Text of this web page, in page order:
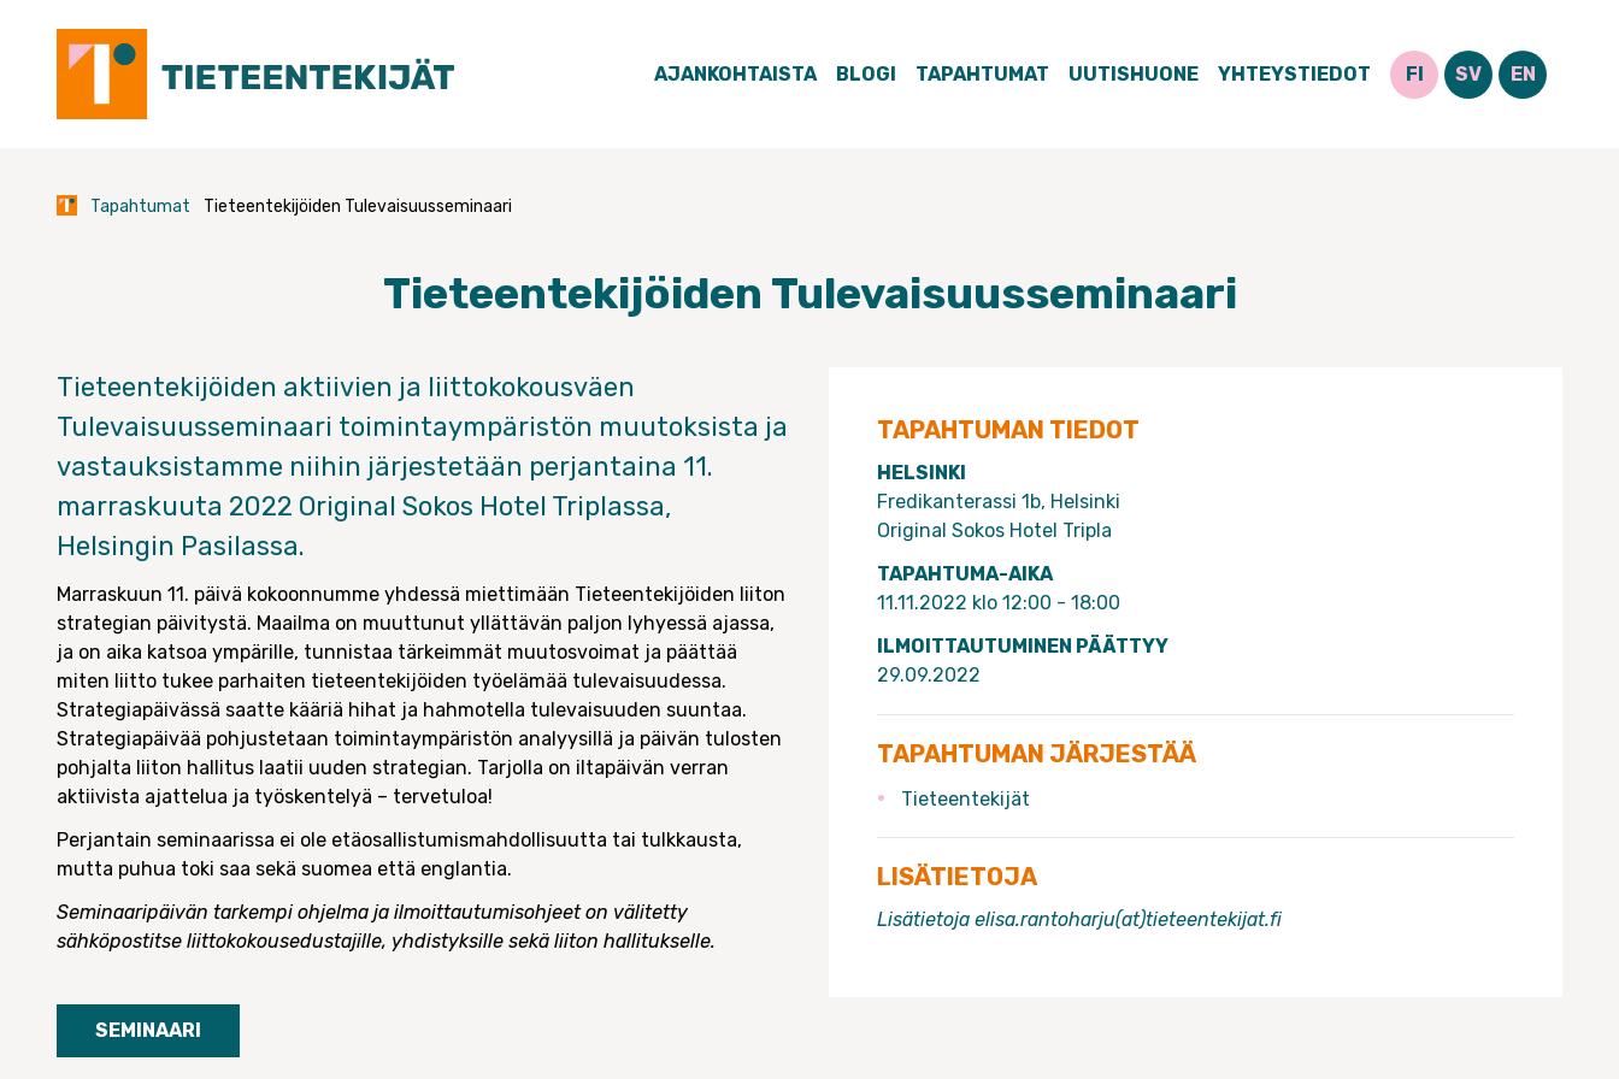
content
AJANKOHTAISTA BLOGI TAPAHTUMAT UUTISHUONE YHTEYSTIEDOT FI SV EN
Tapahtumat Tieteentekijöiden Tulevaisuusseminaari
Tieteentekijöiden Tulevaisuusseminaari
Tieteentekijöiden aktiivien ja liittokokousväen
Tulevaisuusseminaari toimintaympäristön muutoksista ja
vastauksistamme niihin järjestetään perjantaina 11.
marraskuuta 2022 Original Sokos Hotel Triplassa,
Helsingin Pasilassa.
Marraskuun 11. päivä kokoonnumme yhdessä miettimään Tieteentekijöiden liiton
strategian päivitystä. Maailma on muuttunut yllättävän paljon lyhyessä ajassa,
ja on aika katsoa ympärille, tunnistaa tärkeimmät muutosvoimat ja päättää
miten liitto tukee parhaiten tieteentekijöiden työelämää tulevaisuudessa.
Strategiapäivässä saatte kääriä hihat ja hahmotella tulevaisuuden suuntaa.
Strategiapäivää pohjustetaan toimintaympäristön analyysillä ja päivän tulosten
pohjalta liiton hallitus laatii uuden strategian. Tarjolla on iltapäivän verran
aktiivista ajattelua ja työskentelyä – tervetuloa!
Perjantain seminaarissa ei ole etäosallistumismahdollisuutta tai tulkkausta,
mutta puhua toki saa sekä suomea että englantia.
Seminaaripäivän tarkempi ohjelma ja ilmoittautumisohjeet on välitetty
sähköpostitse liittokokousedustajille, yhdistyksille sekä liiton hallitukselle.
SEMINAARI
TAPAHTUMAN TIEDOT
HELSINKI
Fredikanterassi 1b, Helsinki
Original Sokos Hotel Tripla
TAPAHTUMA-AIKA
11.11.2022 klo 12:00 - 18:00
ILMOITTAUTUMINEN PÄÄTTYY
29.09.2022
TAPAHTUMAN JÄRJESTÄÄ
Tieteentekijät
LISÄTIETOJA
Lisätietoja elisa.rantoharju(at)tieteentekijat.fi